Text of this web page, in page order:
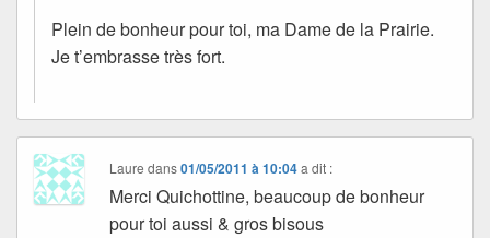
Plein de bonheur pour toi, ma Dame de la Prairie.
Je t’embrasse très fort.
Laure dans01/05/2011 à 10:04 a dit :
Merci Quichottine, beaucoup de bonheur
pour toi aussi & gros bisous